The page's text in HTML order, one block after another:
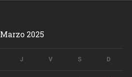
Marzo 2025
J V S D